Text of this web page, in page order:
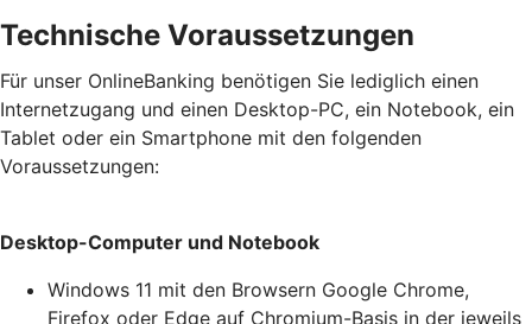
Technische Voraussetzungen
Für unser OnlineBanking benötigen Sie lediglich einen
Internetzugang und einen Desktop-PC, ein Notebook, ein
Tablet oder ein Smartphone mit den folgenden
Voraussetzungen:
Desktop-Computer und Notebook
Windows 11 mit den Browsern Google Chrome,
Firefox oder Edge auf Chromium-Basis in der jeweils